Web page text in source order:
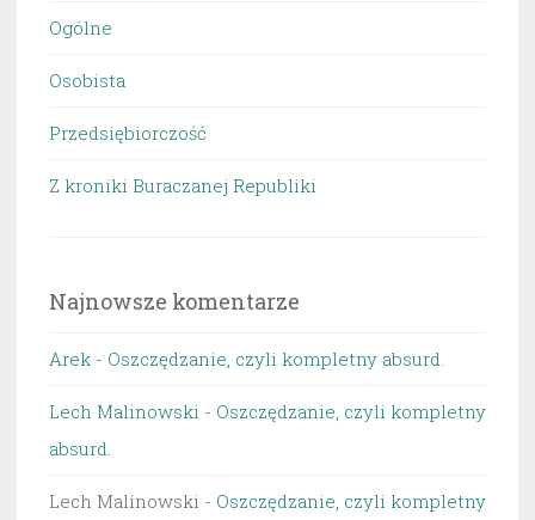
Ogólne
Osobista
Przedsiębiorczość
Z kroniki Buraczanej Republiki
Najnowsze komentarze
Arek - Oszczędzanie, czyli kompletny absurd.
Lech Malinowski - Oszczędzanie, czyli kompletny
absurd.
Lech Malinowski - Oszczędzanie, czyli kompletny